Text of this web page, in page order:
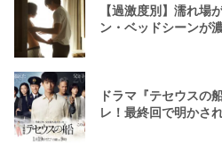
【過激度別】濡れ場
ン・ベッドシーンが
ドラマ『テセウスの
レ！最終回で明かさ